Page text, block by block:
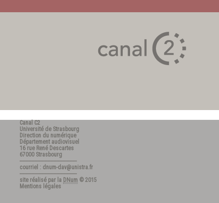
Canal C2
Université de Strasbourg
Direction du numérique
Département audiovisuel
16 rue René Descartes
67000 Strasbourg
---------------------------------------
courriel : dnum-dav@unistra.fr
---------------------------------------
site réalisé par la DNum © 2015
Mentions légales